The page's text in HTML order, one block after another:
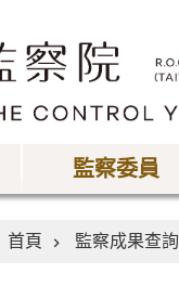
監察委員
首頁
監察成果查詢